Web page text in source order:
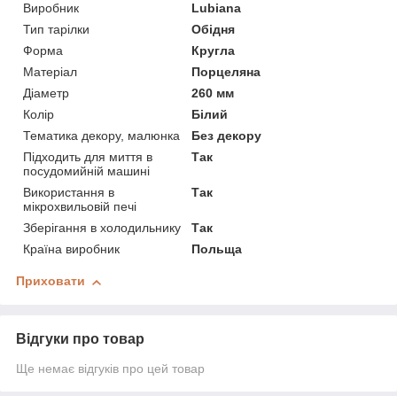
Виробник
Lubiana
Тип тарілки
Обідня
Форма
Кругла
Матеріал
Порцеляна
Діаметр
260 мм
Колір
Білий
Тематика декору, малюнка
Без декору
Підходить для миття в
посудомийній машині
Так
Використання в
мікрохвильовій печі
Так
Зберігання в холодильнику
Так
Країна виробник
Польща
Приховати
Відгуки про товар
Ще немає відгуків про цей товар